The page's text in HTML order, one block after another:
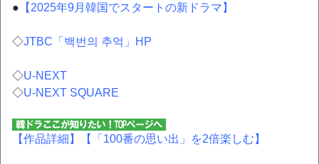
● 【2025年9月韓国でスタートの新ドラマ】
◇JTBC「백번의 추억」HP
◇U-NEXT
◇U-NEXT SQUARE
【作品詳細】 【「100番の思い出」を2倍楽しむ】